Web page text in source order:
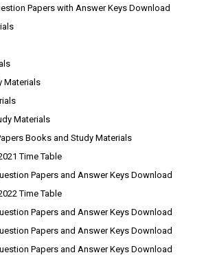
Papers with Answer Keys Download
Materials
Materials
Books and Study Materials
Time Table
Papers and Answer Keys Download
Time Table
Papers and Answer Keys Download
Papers and Answer Keys Download
Papers and Answer Keys Download